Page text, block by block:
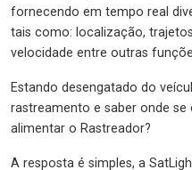
fornecendo em tempo real
tais como: localização,
velocidade entre outras
Estando desengatado do
rastreamento e saber onde
alimentar o Rastreador?
A resposta é simples, a